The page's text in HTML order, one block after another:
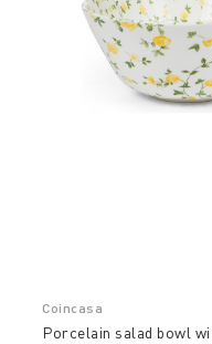
Coincasa
Porcelain salad bowl